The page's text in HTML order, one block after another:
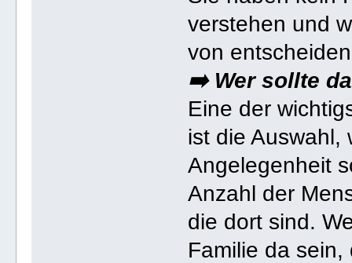
verstehen und
von
➡️ Wer sollte
Eine der
ist die Auswahl,
Angelegenheit
Anzahl der
die dort sind.
Familie da